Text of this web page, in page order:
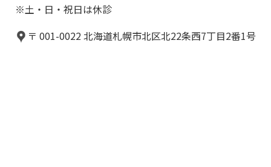
※土・日・祝日は休診
〒 001-0022 北海道札幌市北区北22条西7丁目2番1号